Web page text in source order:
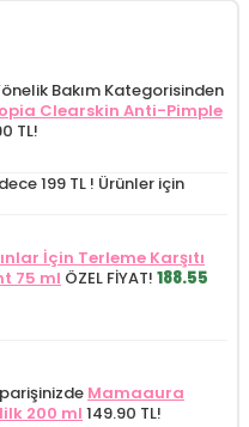
Bakım Kategorisinden
Clearskin Anti-Pimple
TL!
199 TL ! Ürünler için
İçin Terleme Karşıtı
75 ml ÖZEL FİYAT! 188.55
Mamaaura
200 ml 149.90 TL!